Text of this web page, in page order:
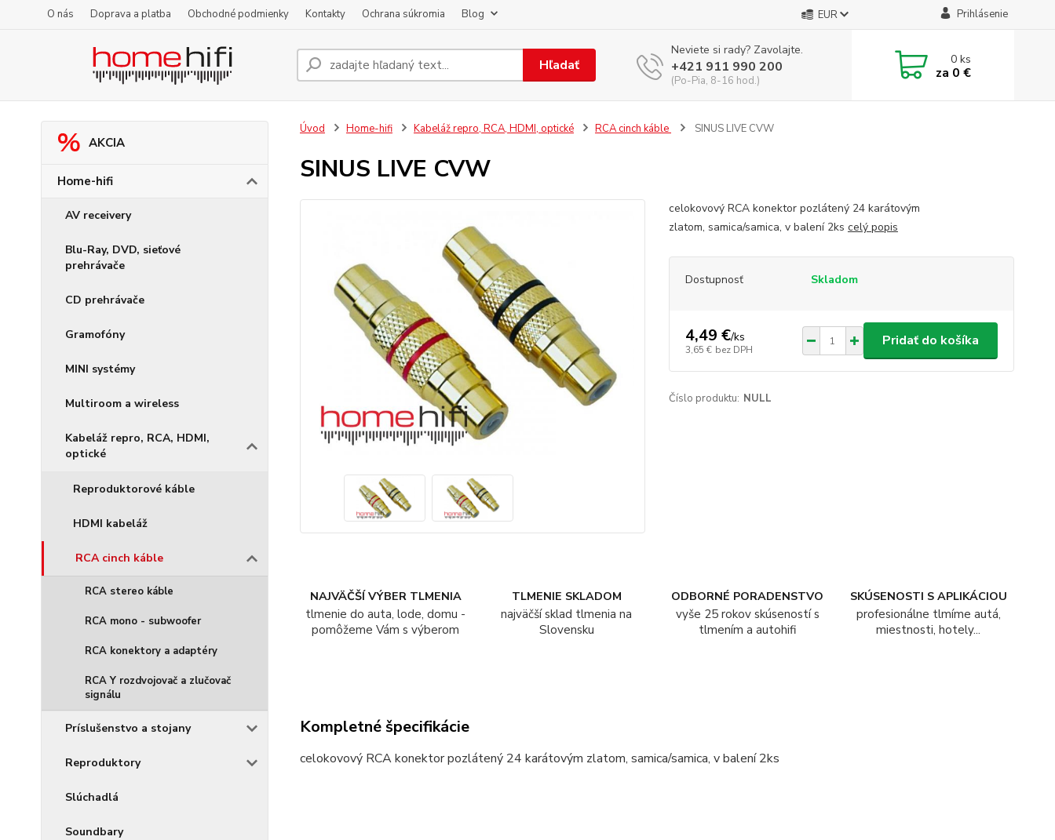
O nás Doprava a platba Obchodné podmienky Kontakty Ochrana súkromia Blog EUR Prihlásenie
Hľadať
Neviete si rady? Zavolajte.
+421 911 990 200
(Po-Pia, 8-16 hod.)
0ks
za 0 €
AKCIA
Home-hifi
AV receivery
Blu-Ray, DVD, sieťové
prehrávače
CD prehrávače
Gramofóny
MINI systémy
Multiroom a wireless
Kabeláž repro, RCA, HDMI,
optické
Reproduktorové káble
HDMI kabeláž
RCA cinch káble
RCA stereo káble
RCA mono - subwoofer
RCA konektory a adaptéry
RCA Y rozdvojovač a zlučovač
signálu
Príslušenstvo a stojany
Reproduktory
Slúchadlá
Soundbary
Úvod Home-hifi Kabeláž repro, RCA, HDMI, optické RCA cinch káble SINUS LIVE CVW
SINUS LIVE CVW
celokovový RCA konektor pozlátený 24 karátovým
zlatom, samica/samica, v balení 2ks celý popis
Dostupnosť Skladom
4,49 €/ks
3,65 € bez DPH
Pridať do košíka
Číslo produktu: NULL
NAJVÄČŠÍ VÝBER TLMENIA
tlmenie do auta, lode, domu -
pomôžeme Vám s výberom
TLMENIE SKLADOM
najväčší sklad tlmenia na
Slovensku
ODBORNÉ PORADENSTVO
vyše 25 rokov skúseností s
tlmením a autohifi
SKÚSENOSTI S APLIKÁCIOU
profesionálne tlmíme autá,
miestnosti, hotely...
Kompletné špecifikácie
celokovový RCA konektor pozlátený 24 karátovým zlatom, samica/samica, v balení 2ks